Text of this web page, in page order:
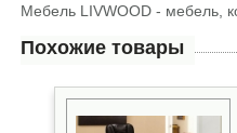
Мебель LIVWOOD - мебель,
Похожие товары